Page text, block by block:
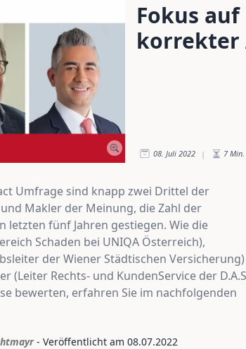
Fokus
korrekter
08. Juli 2022 | 7 Min.
Umfrage sind knapp zwei Drittel der
Makler der Meinung, die Zahl der
letzten fünf Jahren gestiegen. Wie die
Schaden bei UNIQA Österreich),
der Wiener Städtischen Versicherung)
(Leiter Rechts- und KundenService der
bewerten, erfahren Sie im nachfolgenden
- Veröffentlicht am 08.07.2022